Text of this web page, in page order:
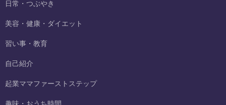
日常・つぶやき
美容・健康・ダイエット
習い事・教育
自己紹介
起業ママファーストステップ